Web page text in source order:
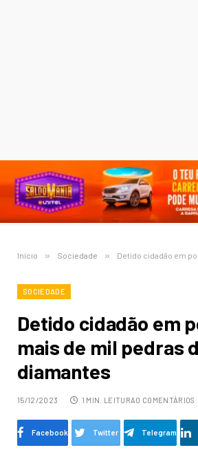
Início » Sociedade » Detido cidadão em posse de
SOCIEDADE
Detido cidadão em
mais de mil pedras
diamantes
15/12/2023 1 MIN. LEITURA0 COMENTÁRIOS
Facebook Twitter Telegram